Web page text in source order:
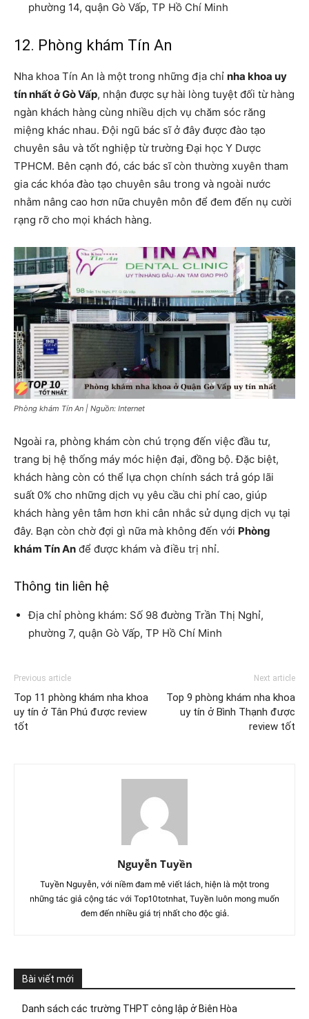
phường 14, quận Gò Vấp, TP Hồ Chí Minh
12. Phòng khám Tín An
Nha khoa Tín An là một trong những địa chỉ nha khoa uy
tín nhất ở Gò Vấp, nhận được sự hài lòng tuyệt đối từ hàng
ngàn khách hàng cùng nhiều dịch vụ chăm sóc răng
miệng khác nhau. Đội ngũ bác sĩ ở đây được đào tạo
chuyên sâu và tốt nghiệp từ trường Đại học Y Dược
TPHCM. Bên cạnh đó, các bác sĩ còn thường xuyên tham
gia các khóa đào tạo chuyên sâu trong và ngoài nước
nhằm nâng cao hơn nữa chuyên môn để đem đến nụ cười
rạng rỡ cho mọi khách hàng.
Phòng khám Tín An | Nguồn: Internet
Ngoài ra, phòng khám còn chú trọng đến việc đầu tư,
trang bị hệ thống máy móc hiện đại, đồng bộ. Đặc biệt,
khách hàng còn có thể lựa chọn chính sách trả góp lãi
suất 0% cho những dịch vụ yêu cầu chi phí cao, giúp
khách hàng yên tâm hơn khi cân nhắc sử dụng dịch vụ tại
đây. Bạn còn chờ đợi gì nữa mà không đến với Phòng
khám Tín An để được khám và điều trị nhỉ.
Thông tin liên hệ
Địa chỉ phòng khám: Số 98 đường Trần Thị Nghỉ,
phường 7, quận Gò Vấp, TP Hồ Chí Minh
Previous article
Top 11 phòng khám nha khoa
uy tín ở Tân Phú được review
tốt
Next article
Top 9 phòng khám nha khoa
uy tín ở Bình Thạnh được
review tốt
Nguyễn Tuyền
Tuyền Nguyễn, với niềm đam mê viết lách, hiện là một trong
những tác giả cộng tác với Top10totnhat, Tuyền luôn mong muốn
đem đến nhiều giá trị nhất cho độc giả.
Bài viết mới
Danh sách các trường THPT công lập ở Biên Hòa